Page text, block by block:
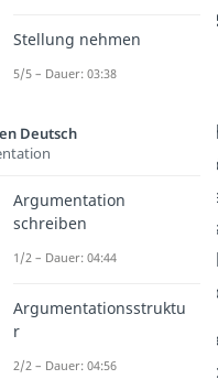
Neben der
in dramatischen
Regieanweisungen
.
alles, was sich durch
Rede nicht so einfach
lässt. Sie sind
also kannst du sie sehr
der Figurenrede
In den
du Anmerkungen
Stellung nehmen
5/5 – Dauer: 03:38
Deutsch
Argumentation
schreiben
1/2 – Dauer: 04:44
Argumentationsstruktu
r
2/2 – Dauer: 04:56